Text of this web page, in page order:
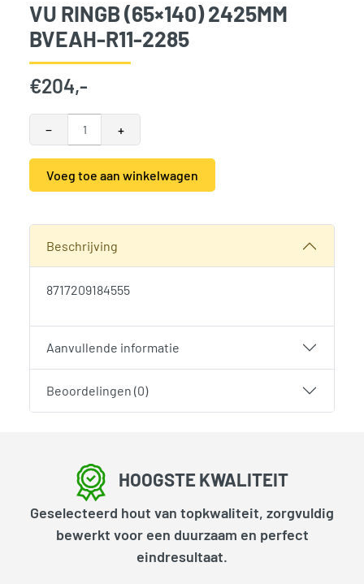
VU RINGB (65×140) 2425MM
BVEAH-R11-2285
€204,-
−
VU Ringb (65x140) 2425mm BVEAH-R11-2285 aantal
+
Voeg toe aan winkelwagen
Beschrijving
8717209184555
Aanvullende informatie
Beoordelingen (0)
HOOGSTE KWALITEIT
Geselecteerd hout van topkwaliteit, zorgvuldig
bewerkt voor een duurzaam en perfect
eindresultaat.